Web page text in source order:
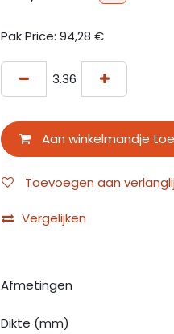
Pak Price: 94,28 €
Aan winkelmandje
Toevoegen aan
Vergelijken
Afmetingen
Dikte (mm)